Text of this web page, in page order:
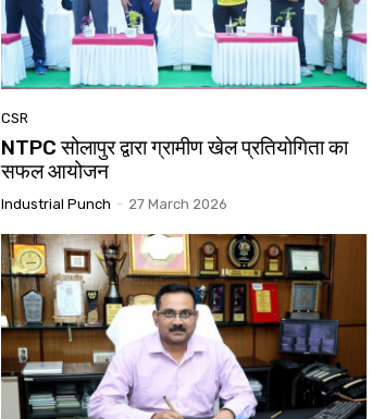
CSR
NTPC सोलापुर द्वारा ग्रामीण खेल प्रतियोगिता का
सफल आयोजन
Industrial Punch - 27 March 2026